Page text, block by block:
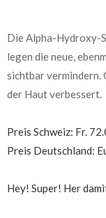
Die Alpha-Hydroxy-
legen die neue,
sichtbar
der Haut verbessert.
Preis Schweiz: Fr.
Preis Deutschland:
Hey! Super! Her